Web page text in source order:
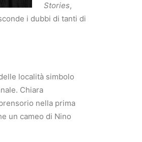
Stories,
i dubbi di tanti di
località simbolo
Chiara
nella prima
un cameo di Nino